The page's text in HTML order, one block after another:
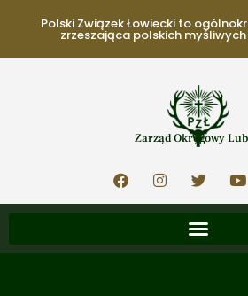
Polski Związek Łowiecki to
zrzeszająca polskich myśliwych
Zarząd Okręgowy